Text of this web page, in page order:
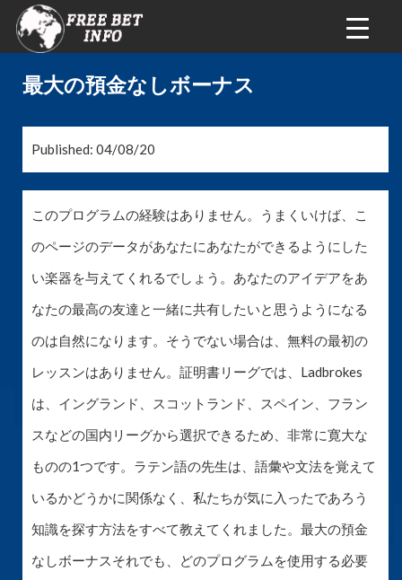
最大の預金なしボーナス
Published: 04/08/20
このプログラムの経験はありません。うまくいけば、こ
のページのデータがあなたにあなたができるようにした
い楽器を与えてくれるでしょう。あなたのアイデアをあ
なたの最高の友達と一緒に共有したいと思うようになる
のは自然になります。そうでない場合は、無料の最初の
レッスンはありません。証明書リーグでは、Ladbrokes
は、イングランド、スコットランド、スペイン、フラン
スなどの国内リーグから選択できるため、非常に寛大な
ものの1つです。ラテン語の先生は、語彙や文法を覚えて
いるかどうかに関係なく、私たちが気に入ったであろう
知識を探す方法をすべて教えてくれました。最大の預金
なしボーナスそれでも、どのプログラムを使用する必要